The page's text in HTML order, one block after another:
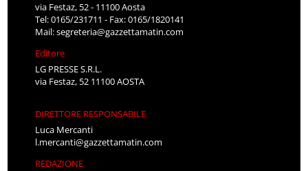
via Festaz, 52 - 11100 Aosta
Tel: 0165/231711 - Fax: 0165/1820141
Mail:segreteria@gazzettamatin.com
Editore
LG PRESSE S.R.L.
via Festaz, 52 11100 AOSTA
DIRETTORE RESPONSABILE
Luca Mercanti
l.mercanti@gazzettamatin.com
REDAZIONE